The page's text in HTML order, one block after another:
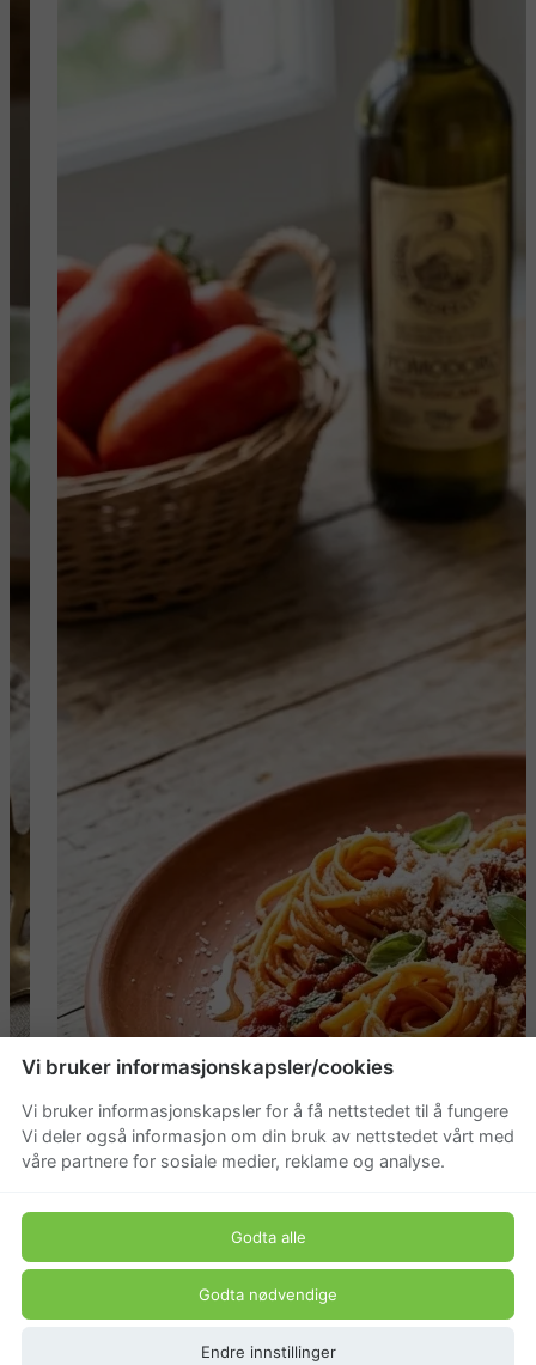
Vi bruker informasjonskapsler/cookies
Vi bruker informasjonskapsler for å få nettstedet til å fungere
Vi deler også informasjon om din bruk av nettstedet vårt med
våre partnere for sosiale medier, reklame og analyse.
Godta alle
Godta nødvendige
Endre innstillinger